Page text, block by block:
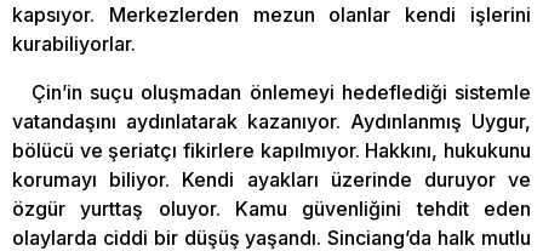
kapsıyor. Merkezlerden mezun olanlar kendi işlerini
kurabiliyorlar.
Çin’in suçu oluşmadan önlemeyi hedeflediği sistemle
vatandaşını aydınlatarak kazanıyor. Aydınlanmış Uygur,
bölücü ve şeriatçı fikirlere kapılmıyor. Hakkını, hukukunu
korumayı biliyor. Kendi ayakları üzerinde duruyor ve
özgür yurttaş oluyor. Kamu güvenliğini tehdit eden
olaylarda ciddi bir düşüş yaşandı. Sinciang’da halk mutlu